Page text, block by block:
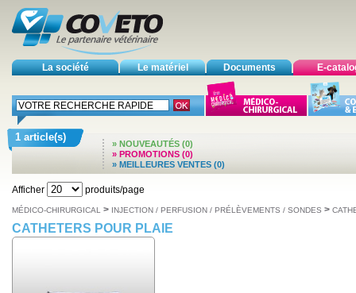
La société Le matériel Documents E-
1 article(s)
» NOUVEAUTÉS (0)
» PROMOTIONS (0)
» MEILLEURES VENTES (0)
Afficher produits/page
MÉDICO-CHIRURGICAL > INJECTION / PERFUSION / PRÉLÈVEMENTS / SONDES >
CATHETERS POUR PLAIE